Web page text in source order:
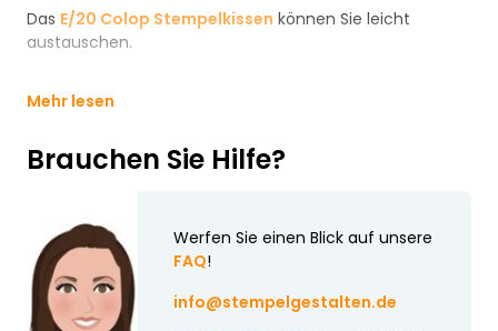
Das E/20 Colop Stempelkissen können Sie leicht
austauschen.
Mehr lesen
Brauchen Sie Hilfe?
Werfen Sie einen Blick auf unsere
FAQ!
info@stempelgestalten.de